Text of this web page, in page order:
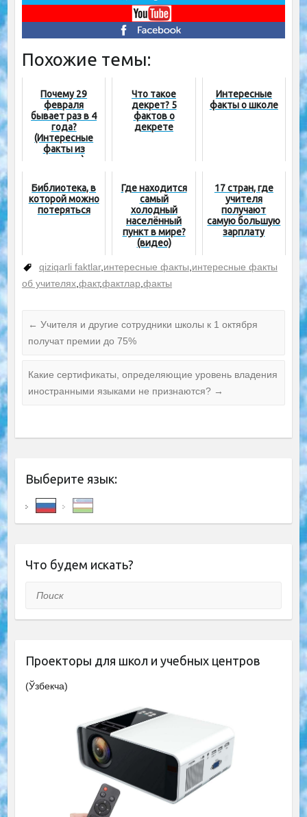
Похожие темы:
Почему 29
февраля
бывает раз в 4
года?
(Интересные
факты из
истории)
Что такое
декрет? 5
фактов о
декрете
Интересные
факты о школе
Библиотека, в
которой можно
потеряться
Где находится
самый
холодный
населённый
пункт в мире?
(видео)
17 стран, где
учителя
получают
самую большую
зарплату
qiziqarli faktlar,интересные факты,интересные факты
об учителях,факт,фактлар,факты
← Учителя и другие сотрудники школы к 1 октября
получат премии до 75%
Какие сертификаты, определяющие уровень владения
иностранными языками не признаются? →
Выберите язык:
Что будем искать?
Поиск
Проекторы для школ и учебных центров
(Ўзбекча)